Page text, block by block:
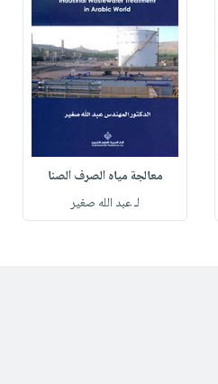
معالجة مياه الصرف الصنا
لـ عبد الله صغير